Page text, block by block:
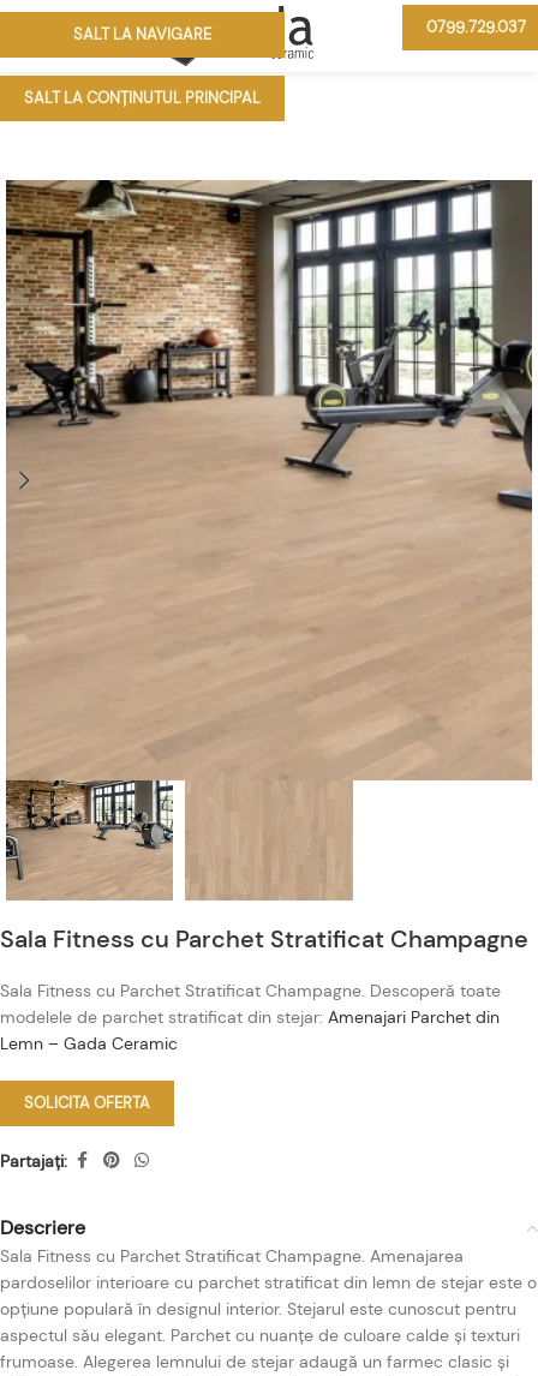
SALT LA NAVIGARE
SALT LA CONȚINUTUL PRINCIPAL
0799.729.037
Sala Fitness cu Parchet Stratificat Champagne
Sala Fitness cu Parchet Stratificat Champagne. Descoperă toate
modelele de parchet stratificat din stejar: Amenajari Parchet din
Lemn – Gada Ceramic
SOLICITA OFERTA
Partajați:
Descriere
Sala Fitness cu Parchet Stratificat Champagne. Amenajarea
pardoselilor interioare cu parchet stratificat din lemn de stejar este o
opțiune populară în designul interior. Stejarul este cunoscut pentru
aspectul său elegant. Parchet cu nuanțe de culoare calde și texturi
frumoase. Alegerea lemnului de stejar adaugă un farmec clasic și